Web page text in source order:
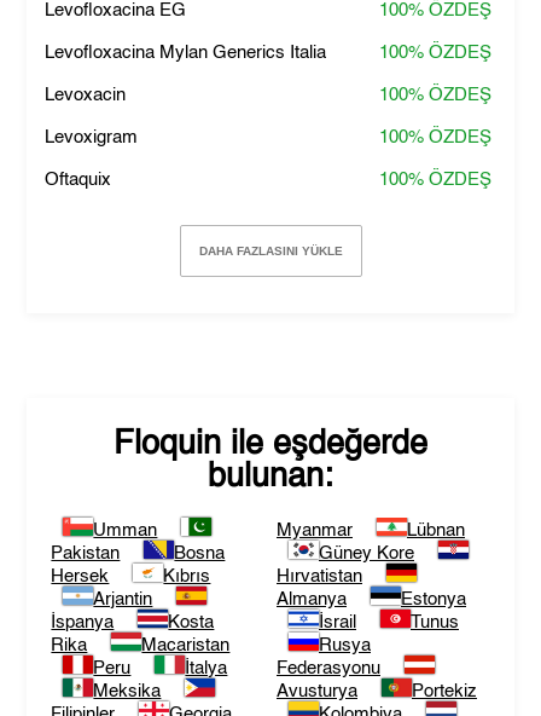
Levofloxacina EG 100% ÖZDEŞ
Levofloxacina Mylan Generics Italia 100% ÖZDEŞ
Levoxacin 100% ÖZDEŞ
Levoxigram 100% ÖZDEŞ
Oftaquix 100% ÖZDEŞ
DAHA FAZLASINI YÜKLE
Floquin ile eşdeğerde
bulunan:
Umman
Pakistan
Bosna
Hersek
Kıbrıs
Arjantin
İspanya
Kosta
Rika
Macaristan
Peru
İtalya
Meksika
Myanmar
Lübnan
Güney Kore
Hırvatistan
Almanya
Estonya
İsrail
Tunus
Rusya
Federasyonu
Avusturya
Portekiz